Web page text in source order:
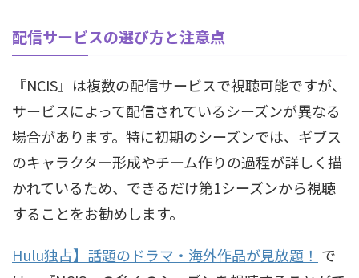
配信サービスの選び方と注意点
『NCIS』は複数の配信サービスで視聴可能ですが、
サービスによって配信されているシーズンが異なる
場合があります。特に初期のシーズンでは、ギブス
のキャラクター形成やチーム作りの過程が詳しく描
かれているため、できるだけ第1シーズンから視聴
することをお勧めします。
Hulu独占】話題のドラマ・海外作品が見放題！ で